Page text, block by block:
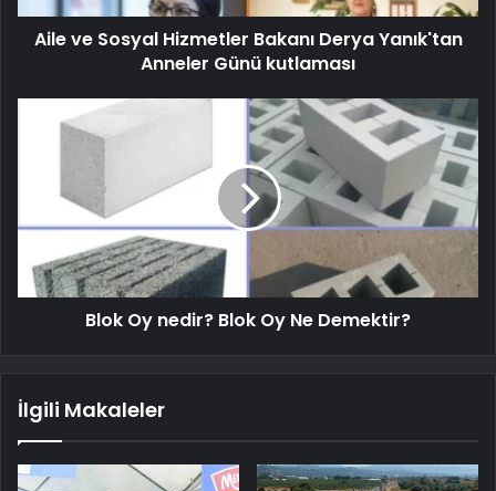
Aile ve Sosyal Hizmetler Bakanı Derya Yanık'tan
Anneler Günü kutlaması
Blok Oy nedir? Blok Oy Ne Demektir?
İlgili Makaleler